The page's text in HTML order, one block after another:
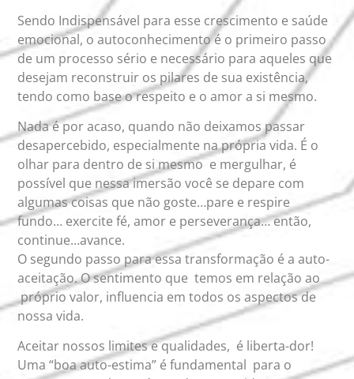
Sendo Indispensável para esse crescimento e saúde
emocional, o autoconhecimento é o primeiro passo
de um processo sério e necessário para aqueles que
desejam reconstruir os pilares de sua existência,
tendo como base o respeito e o amor a si mesmo.
Nada é por acaso, quando não deixamos passar
desapercebido, especialmente na própria vida. É o
olhar para dentro de si mesmo e mergulhar, é
possível que nessa imersão você se depare com
algumas coisas que não goste…pare e respire
fundo… exercite fé, amor e perseverança… então,
continue…avance.
O segundo passo para essa transformação é a auto-
aceitação. O sentimento que temos em relação ao
próprio valor, influencia em todos os aspectos de
nossa vida.
Aceitar nossos limites e qualidades, é liberta-dor!
Uma “boa auto-estima” é fundamental para o